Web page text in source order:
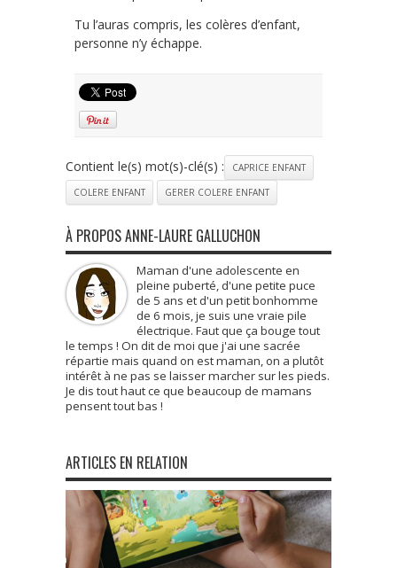
Tu l’auras compris, les colères d’enfant,
personne n’y échappe.
Contient le(s) mot(s)-clé(s) :
CAPRICE ENFANT
COLERE ENFANT
GERER COLERE ENFANT
À PROPOS ANNE-LAURE GALLUCHON
Maman d'une adolescente en
pleine puberté, d'une petite puce
de 5 ans et d'un petit bonhomme
de 6 mois, je suis une vraie pile
électrique. Faut que ça bouge tout
le temps ! On dit de moi que j'ai une sacrée
répartie mais quand on est maman, on a plutôt
intérêt à ne pas se laisser marcher sur les pieds.
Je dis tout haut ce que beaucoup de mamans
pensent tout bas !
ARTICLES EN RELATION